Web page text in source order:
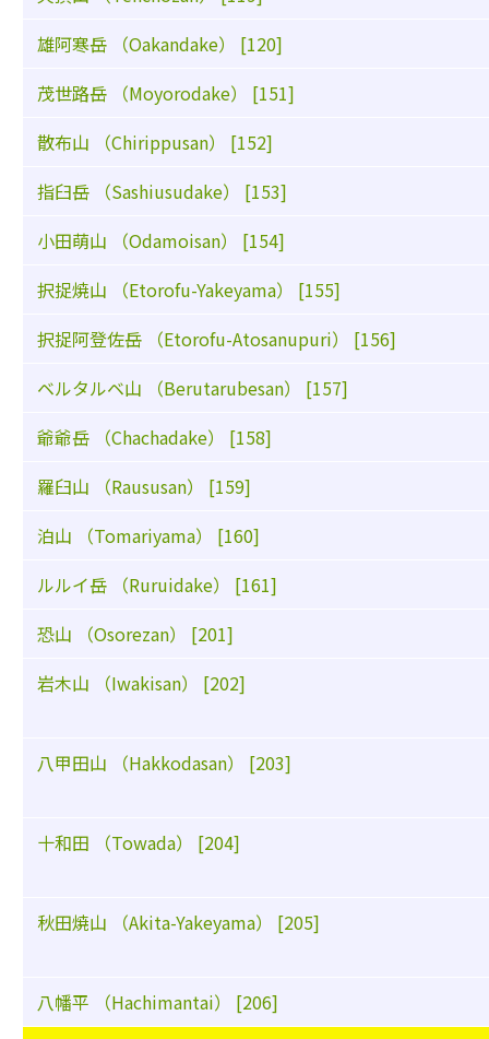
雄阿寒岳 （Oakandake） [120]
茂世路岳 （Moyorodake） [151]
散布山 （Chirippusan） [152]
指臼岳 （Sashiusudake） [153]
小田萌山 （Odamoisan） [154]
択捉焼山 （Etorofu-Yakeyama） [155]
択捉阿登佐岳 （Etorofu-Atosanupuri） [156]
ベルタルベ山 （Berutarubesan） [157]
爺爺岳 （Chachadake） [158]
羅臼山 （Raususan） [159]
泊山 （Tomariyama） [160]
ルルイ岳 （Ruruidake） [161]
恐山 （Osorezan） [201]
岩木山 （Iwakisan） [202]
八甲田山 （Hakkodasan） [203]
十和田 （Towada） [204]
秋田焼山 （Akita-Yakeyama） [205]
八幡平 （Hachimantai） [206]